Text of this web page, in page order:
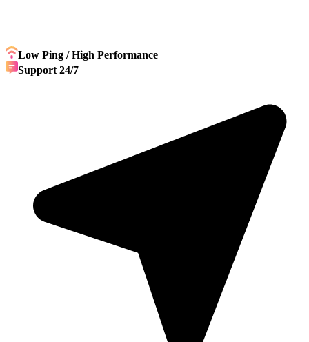
Low Ping / High Performance
Support 24/7